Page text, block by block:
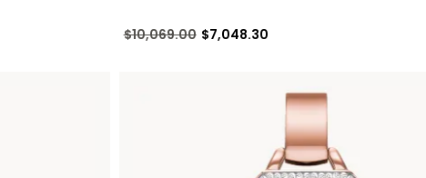
Precio reducido de
$10,069.00a$7,048.30